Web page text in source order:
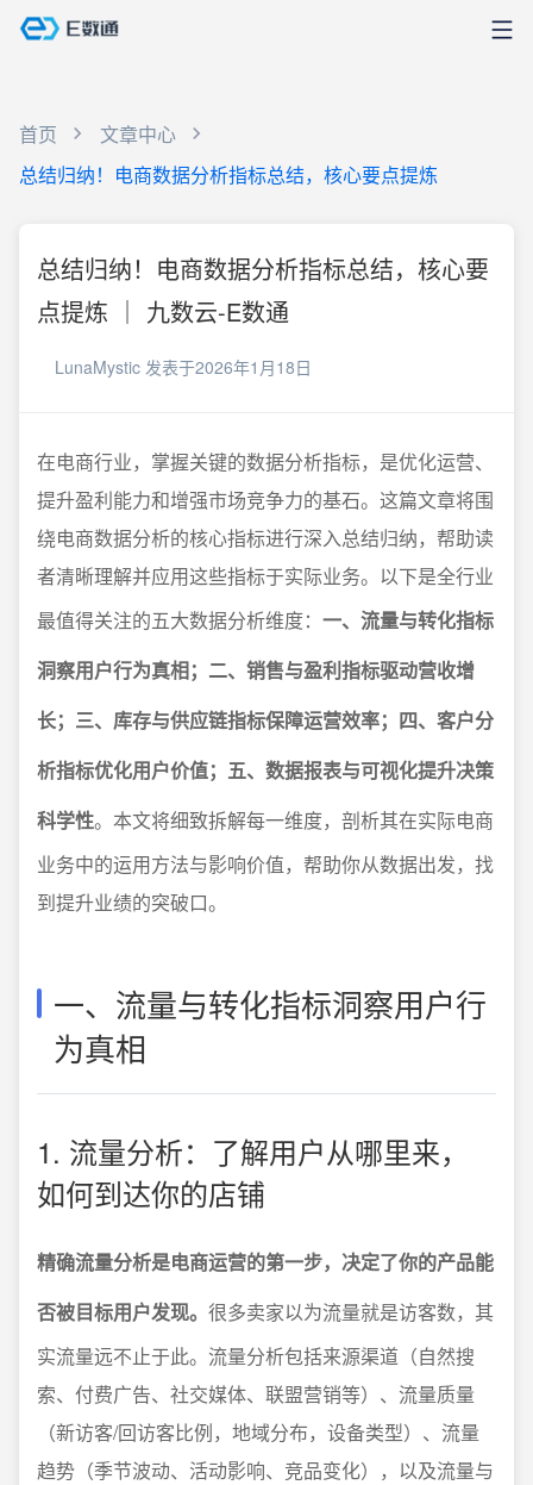
首页
文章中心
总结归纳！电商数据分析指标总结，核心要点提炼
总结归纳！电商数据分析指标总结，核心要
点提炼 ｜ 九数云-E数通
LunaMystic 发表于2026年1月18日
在电商行业，掌握关键的数据分析指标，是优化运营、
提升盈利能力和增强市场竞争力的基石。这篇文章将围
绕电商数据分析的核心指标进行深入总结归纳，帮助读
者清晰理解并应用这些指标于实际业务。以下是全行业
最值得关注的五大数据分析维度： 一、流量与转化指标
洞察用户行为真相；二、销售与盈利指标驱动营收增
长；三、库存与供应链指标保障运营效率；四、客户分
析指标优化用户价值；五、数据报表与可视化提升决策
科学性。本文将细致拆解每一维度，剖析其在实际电商
业务中的运用方法与影响价值，帮助你从数据出发，找
到提升业绩的突破口。
一、流量与转化指标洞察用户行
为真相
1. 流量分析：了解用户从哪里来，
如何到达你的店铺
精确流量分析是电商运营的第一步，决定了你的产品能
否被目标用户发现。 很多卖家以为流量就是访客数，其
实流量远不止于此。流量分析包括来源渠道（自然搜
索、付费广告、社交媒体、联盟营销等）、流量质量
（新访客/回访客比例，地域分布，设备类型）、流量
趋势（季节波动、活动影响、竞品变化），以及流量与